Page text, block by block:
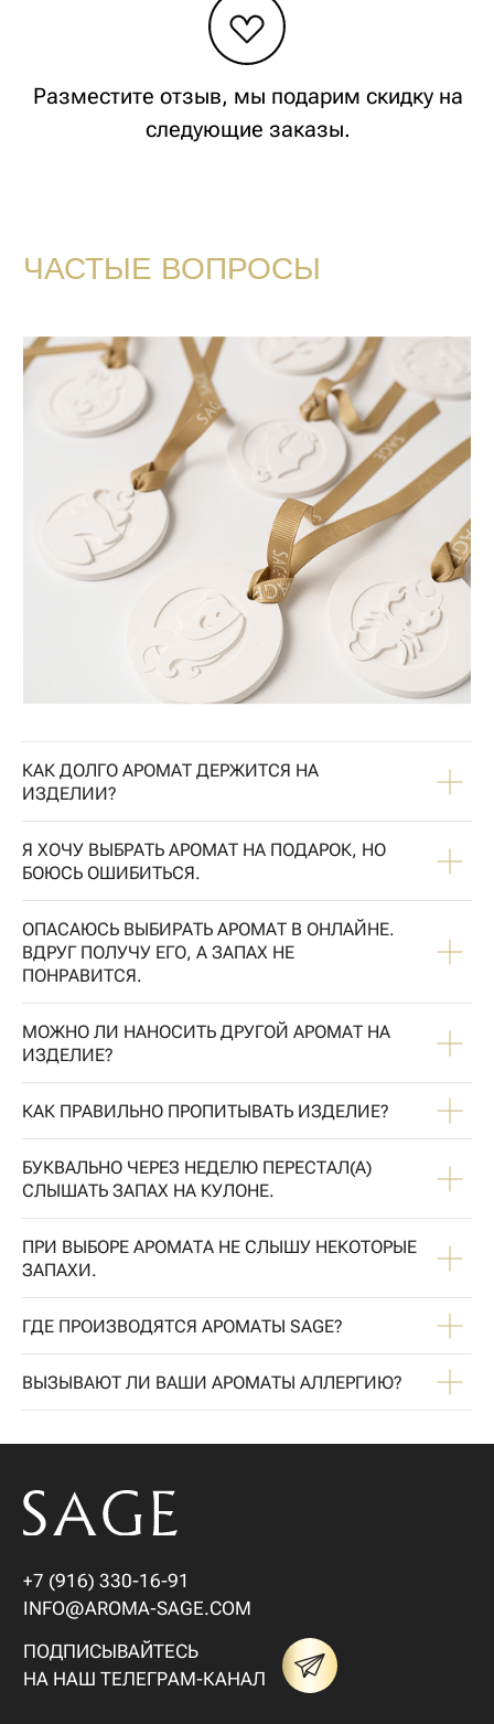
КАК ДОЛГО АРОМАТ ДЕРЖИТСЯ НА
ИЗДЕЛИИ?
Я ХОЧУ ВЫБРАТЬ АРОМАТ НА ПОДАРОК, НО
БОЮСЬ ОШИБИТЬСЯ.
ОПАСАЮСЬ ВЫБИРАТЬ АРОМАТ В ОНЛАЙНЕ.
ВДРУГ ПОЛУЧУ ЕГО, А ЗАПАХ НЕ
ПОНРАВИТСЯ.
МОЖНО ЛИ НАНОСИТЬ ДРУГОЙ АРОМАТ НА
ИЗДЕЛИЕ?
КАК ПРАВИЛЬНО ПРОПИТЫВАТЬ ИЗДЕЛИЕ?
БУКВАЛЬНО ЧЕРЕЗ НЕДЕЛЮ ПЕРЕСТАЛ(А)
СЛЫШАТЬ ЗАПАХ НА КУЛОНЕ.
ПРИ ВЫБОРЕ АРОМАТА НЕ СЛЫШУ НЕКОТОРЫЕ
ЗАПАХИ.
ГДЕ ПРОИЗВОДЯТСЯ АРОМАТЫ SAGE?
ВЫЗЫВАЮТ ЛИ ВАШИ АРОМАТЫ АЛЛЕРГИЮ?